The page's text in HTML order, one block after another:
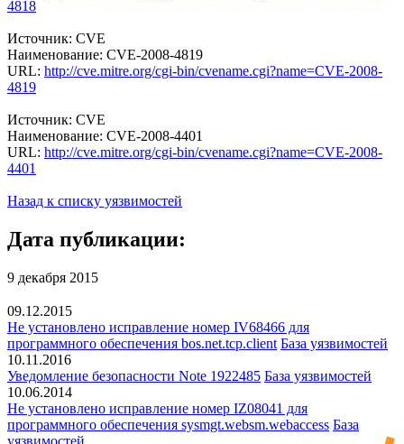
4818
Источник: CVE
Наименование: CVE-2008-4819
URL: http://cve.mitre.org/cgi-bin/cvename.cgi?name=CVE-2008-
4819
Источник: CVE
Наименование: CVE-2008-4401
URL: http://cve.mitre.org/cgi-bin/cvename.cgi?name=CVE-2008-
4401
Назад к списку уязвимостей
Дата публикации:
9 декабря 2015
09.12.2015
Не установлено исправление номер IV68466 для
программного обеспечения bos.net.tcp.client База уязвимостей
10.11.2016
Уведомление безопасности Note 1922485 База уязвимостей
10.06.2014
Не установлено исправление номер IZ08041 для
программного обеспечения sysmgt.websm.webaccess База